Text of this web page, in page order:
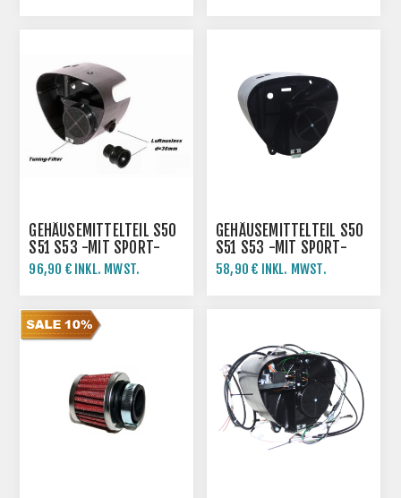
GEHÄUSEMITTELTEIL S50
S51 S53 -MIT SPORT-
LUFTFILTER
96,90 € INKL. MWST.
GEHÄUSEMITTELTEIL S50
S51 S53 -MIT SPORT-
LUFTFILTER
58,90 € INKL. MWST.